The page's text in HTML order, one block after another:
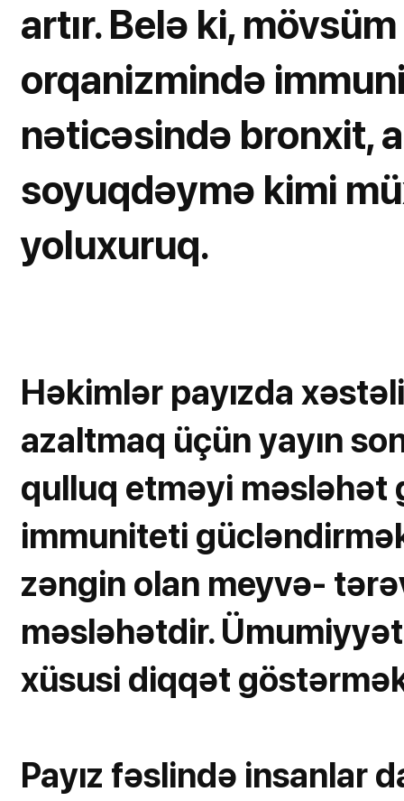
artır. Belə ki,
orqanizmində
nəticəsində bronxit,
soyuqdəymə kimi
yoluxuruq.
Həkimlər payızda
azaltmaq üçün yayın
qulluq etməyi məsləhət
immuniteti
zəngin olan meyvə-
məsləhətdir.
xüsusi diqqət göstərmək
Payız fəslində insanlar